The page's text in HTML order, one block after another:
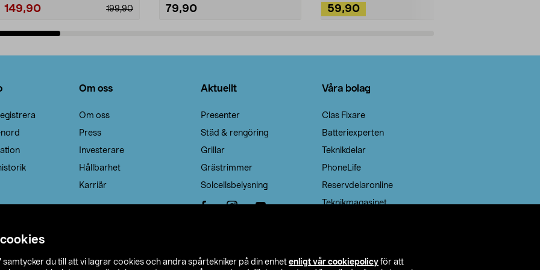
samtycker du till att vi lagrar cookies och andra spårtekniker på din enhet enligt vår cookiepolicy för att
199,90
149,90 79,90 59,90
Om oss
Om oss
Press
Investerare
Hållbarhet
Karriär
Aktuellt
Presenter
Städ & rengöring
Grillar
Grästrimmer
Solcellsbelysning
Våra bolag
Clas Fixare
Batteriexperten
Teknikdelar
PhoneLife
Reservdelaronline
Teknikmagasinet